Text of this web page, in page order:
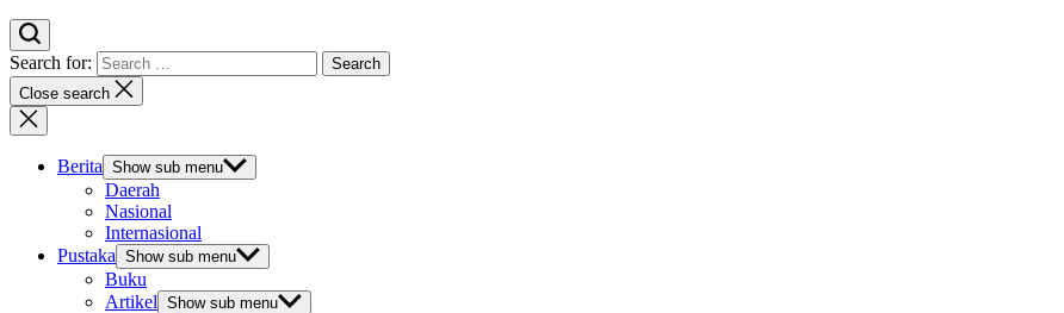
Search for:
Close search
Berita Show sub menu
Daerah
Nasional
Internasional
Pustaka Show sub menu
Buku
Artikel Show sub menu